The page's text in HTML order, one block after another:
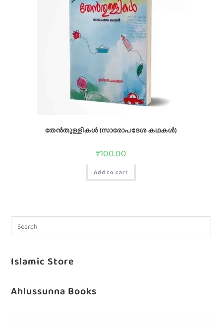
തേൻതുള്ളികൾ (സാരോപദേശ കഥകൾ)
₹100.00
Add to cart
Islamic Store
Ahlussunna Books